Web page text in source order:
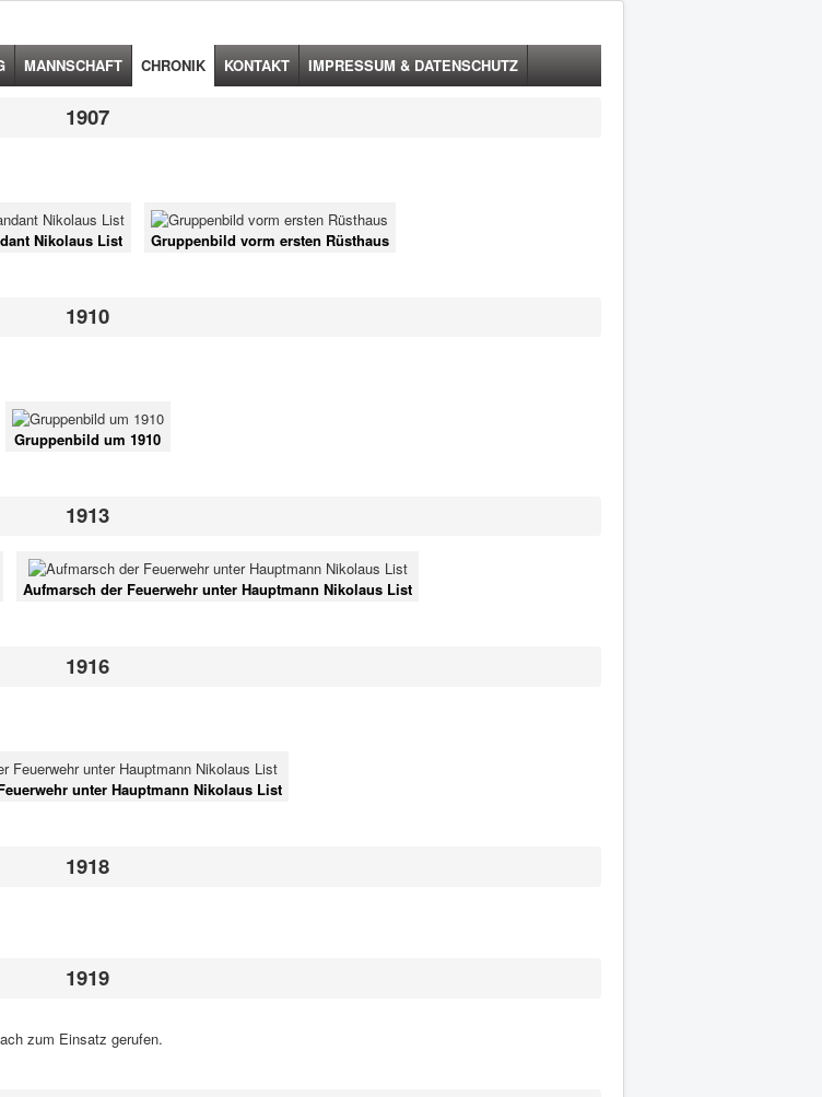
MANNSCHAFT CHRONIK KONTAKT IMPRESSUM & DATENSCHUTZ
1907
Nikolaus List Gruppenbild vorm ersten Rüsthaus
1910
Gruppenbild um 1910
1913
Aufmarsch der Feuerwehr unter Hauptmann Nikolaus List
1916
unter Hauptmann Nikolaus List
1918
1919
zum Einsatz gerufen.